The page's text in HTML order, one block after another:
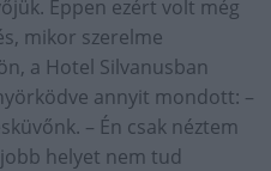
Éppen ezért volt még
mikor szerelme
a Hotel Silvanusban
annyit mondott: –
– Én csak néztem
helyet nem tud